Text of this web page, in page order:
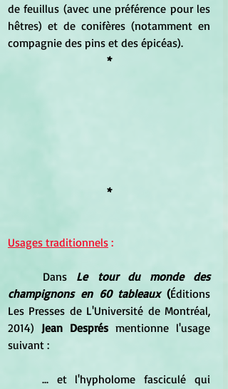
de feuillus (avec une préférence pour les
hêtres) et de conifères (notamment en
compagnie des pins et des épicéas).
*
*
Usages traditionnels :
	Dans
Le tour du monde des
champignons en 60 tableaux (Éditions
Les Presses de L'Université de Montréal,
2014) Jean Després mentionne l'usage
suivant :